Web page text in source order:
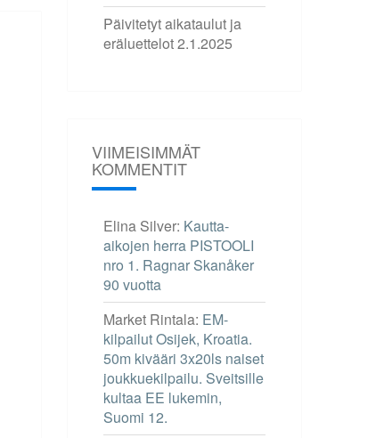
Päivitetyt aikataulut ja
eräluettelot2.1.2025
VIIMEISIMMÄT
KOMMENTIT
Elina Silver: Kautta-
aikojen herra PISTOOLI
nro 1. Ragnar Skanåker
90 vuotta
Market Rintala: EM-
kilpailut Osijek, Kroatia.
50m kivääri 3x20ls naiset
joukkuekilpailu. Sveitsille
kultaa EE lukemin,
Suomi 12.